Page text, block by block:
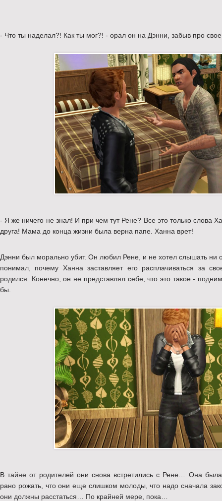
- Что ты наделал?! Как ты мог?! - орал он на Дэнни, забыв про
- Я же ничего не знал! И при чем тут Рене? Все это только слова
друга! Мама до конца жизни была верна папе. Ханна врет!
Дэнни был морально убит. Он любил Рене, и не хотел слышать ни
понимал, почему Ханна заставляет его расплачиваться за
родился. Конечно, он не представлял себе, что это такое -
бы.
В тайне от родителей они снова встретились с Рене… Она
рано рожать, что они еще слишком молоды, что надо сначала
они должны расстаться… По крайней мере, пока…